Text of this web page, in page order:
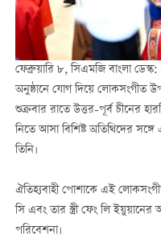
ফেব্রুয়ারি ৮,সিএমজি বাংলা ডেস্ক:
অনুষ্ঠানে যোগ দিয়ে লোকসংগীত
শুক্রবার রাতে উত্তর-পূর্ব চীনের
নিতে আসা বিশিষ্ট অতিথিদের
তিনি।
ঐতিহ্যবাহী পোশাকে এই
সি এবং তার স্ত্রী ফেং লি
পরিবেশনা।